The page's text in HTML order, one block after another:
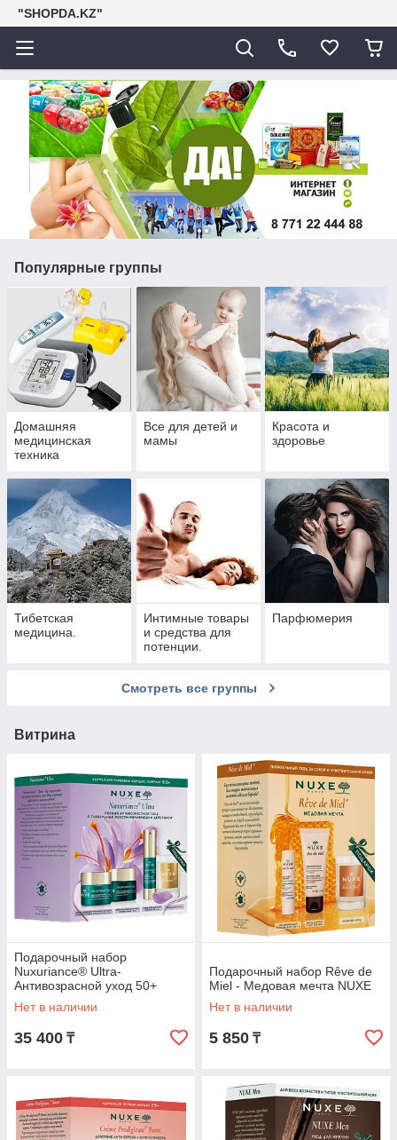
"SHOPDA.KZ"
Популярные группы
Домашняя
медицинская
техника
Все для детей и
мамы
Красота и
здоровье
Тибетская
медицина.
Интимные товары
и средства для
потенции.
Парфюмерия
Смотреть все группы
Витрина
Подарочный набор
Nuxuriance® Ultra-
Антивозрасной уход 50+
NUXE
Нет в наличии
35 400 ₸
Подарочный набор Rêve de
Miel - Медовая мечта NUXE
Нет в наличии
5 850 ₸